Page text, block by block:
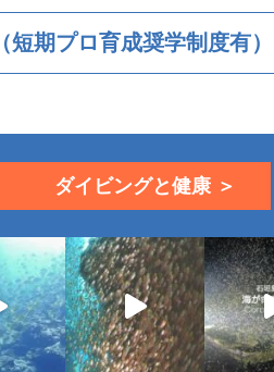
短期プロ育成奨学制度有）
ダイビングと健康 ＞